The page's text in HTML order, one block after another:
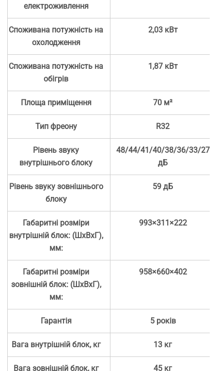
електроживлення
Споживана потужність на
охолодження
2,03 кВт
Споживана потужність на
обігрів
1,87 кВт
Площа приміщення 70 м²
Тип фреону R32
Рівень звуку
внутрішнього блоку
48/44/41/40/38/36/33/27
дБ
Рівень звуку зовнішнього
блоку
59 дБ
Габаритні розміри
внутрішній блок: (ШхВхГ),
мм:
993×311×222
Габаритні розміри
зовнішній блок: (ШхВхГ),
мм:
958×660×402
Гарантія 5 років
Вага внутрішній блок, кг 13 кг
Вага зовнішній блок, кг 45 кг